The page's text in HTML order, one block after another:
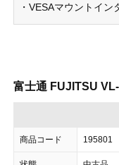
・VESAマウントイン
富士通 FUJITSU
商品コード 195801